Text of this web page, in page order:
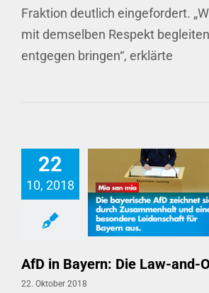
Fraktion deutlich eingefordert.
mit demselben Respekt
entgegen bringen“, erklärte
22
10, 2018
AfD in Bayern: Die Law-and-
22. Oktober 2018